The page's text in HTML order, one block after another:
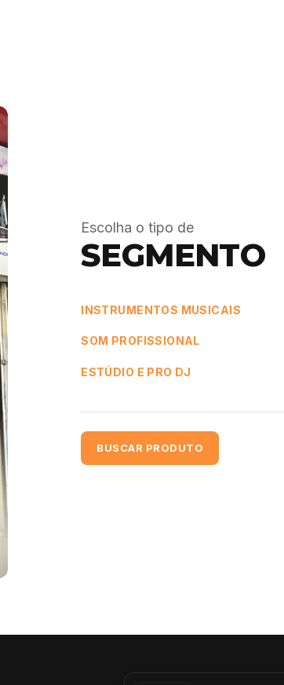
Escolha o tipo de
SEGMENTO
INSTRUMENTOS MUSICAIS
SOM PROFISSIONAL
ESTÚDIO E PRO DJ
BUSCAR PRODUTO